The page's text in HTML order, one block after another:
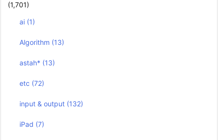
(1,701)
ai (1)
Algorithm (13)
astah* (13)
etc (72)
input & output (132)
iPad (7)